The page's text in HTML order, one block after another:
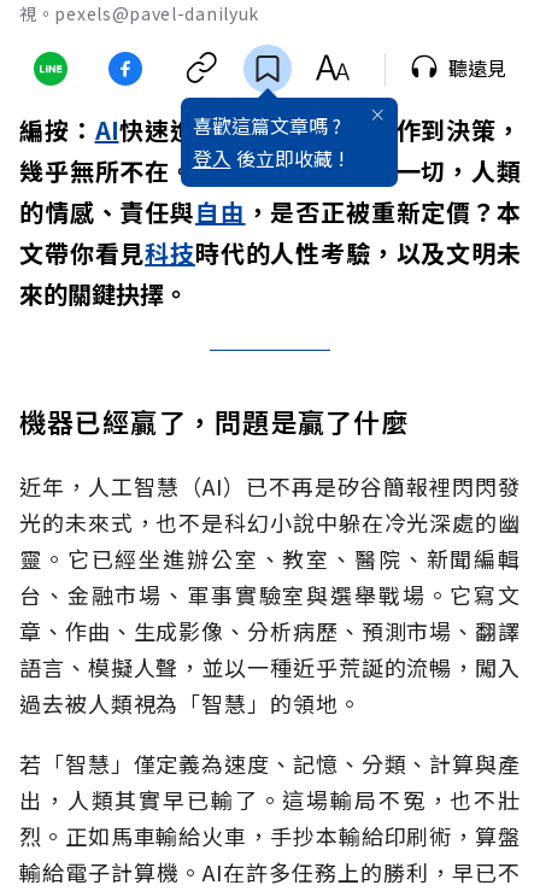
視。pexels@pavel-danilyuk
喜歡這篇文章嗎 ?
登入 後立即收藏 !
聽遠見
編按： AI快速進入日常生活，從創作到決策，
幾乎無所不在。然而，當效率 凌駕一切，人類
的情感、責任與自由 ，是否正被重新定價？本
文帶你看見科技時代的人性考驗，以及文明未
來的關鍵抉擇。
機器已經贏了，問題是贏了什麼
近年，人工智慧（AI）已不再是矽谷簡報裡閃閃發
光的未來式，也不是科幻小說中躲在冷光深處的幽
靈。它已經坐進辦公室、教室、醫院、新聞編輯
台、金融市場、軍事實驗室與選舉戰場。它寫文
章、作曲、生成影像、分析病歷、預測市場、翻譯
語言、模擬人聲，並以一種近乎荒誕的流暢，闖入
過去被人類視為「智慧」的領地。
若「智慧」僅定義為速度、記憶、分類、計算與產
出，人類其實早已輸了。這場輸局不冤，也不壯
烈。正如馬車輸給火車，手抄本輸給印刷術，算盤
輸給電子計算機。AI在許多任務上的勝利，早已不